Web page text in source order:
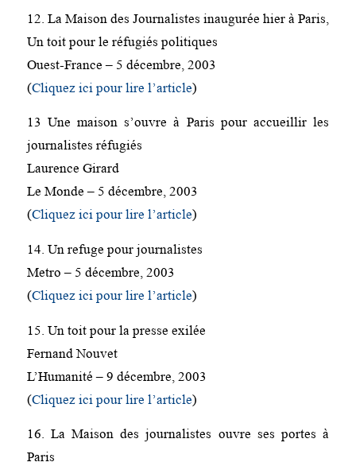
12. La Maison des Journalistes inaugurée hier à Paris,
Un toit pour le réfugiés politiques
Ouest-France – 5 décembre, 2003
(Cliquez ici pour lire l’article)
13 Une maison s’ouvre à Paris pour accueillir les
journalistes réfugiés
Laurence Girard
Le Monde – 5 décembre, 2003
(Cliquez ici pour lire l’article)
14. Un refuge pour journalistes
Metro – 5 décembre, 2003
(Cliquez ici pour lire l’article)
15. Un toit pour la presse exilée
Fernand Nouvet
L’Humanité – 9 décembre, 2003
(Cliquez ici pour lire l’article)
16. La Maison des journalistes ouvre ses portes à
Paris